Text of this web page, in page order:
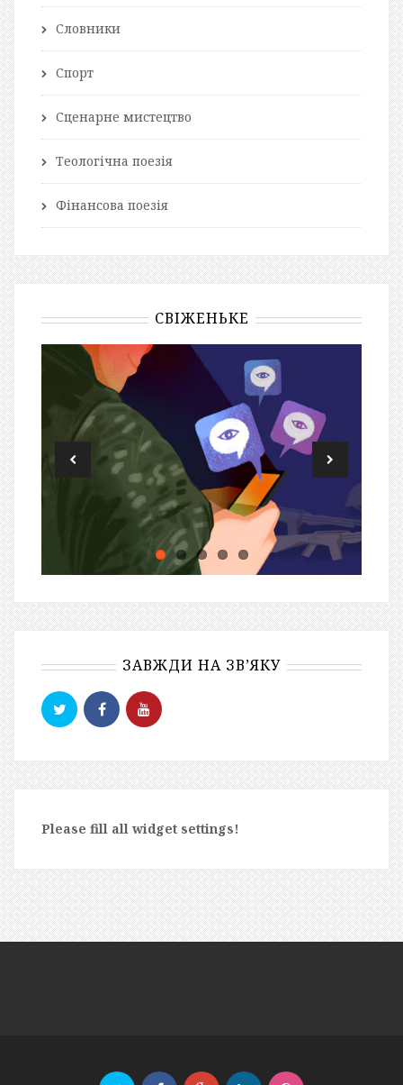
Словники
Спорт
Сценарне мистецтво
Теологічна поезія
Фінансова поезія
СВІЖЕНЬКЕ
ЗАВЖДИ НА ЗВ’ЯКУ
Please fill all widget settings!